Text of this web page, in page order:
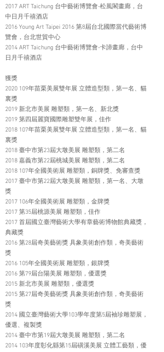
2017 ART Taichung 台中藝術博覽會-松風閣畫廊，台
中日月千禧酒店
2016 Young Art Taipei 2016 第8屆台北國際當代藝術博
覽會，台北世貿中心
2014 ART Taichung 台中藝術博覽會-卡諦畫廊，台中
日月千禧酒店
獲獎
2020 109年苗栗美展雙年展 立體造型類，第一名、貓
裏獎
2019 新北市美展 雕塑類，第一名、新北獎
2019 第四屆麗寶國際雕塑雙年展，佳作
2018 107年苗栗美展雙年展 立體造型類，第一名、貓
裏獎
2018 臺中市第23屆大墩美展 雕塑類，第二名
2018 嘉義市第22屆桃城美展 雕塑類，第二名
2018 107年全國美術展 雕塑類，銅牌獎、免審查獎
2017 臺中市第22屆大墩美展 雕塑類，第一名、大墩
獎
2017 106年全國美術展 雕塑類，金牌獎
2017 第35屆桃源美展 雕塑類，佳作
2017 首屆國立臺灣藝術大學有章藝術博物館典藏獎，
典藏獎
2016 第28屆奇美藝術獎 具象美術創作類，奇美藝術
獎
2016 105年全國美術展 雕塑類，銀牌獎
2016 第79屆台陽美展 雕塑類，優選獎
2015 新北市美展 雕塑類，優選獎
2015 第27屆奇美藝術獎 具象美術創作類，奇美藝術
獎
2014 國立臺灣藝術大學103學年度第5屆袖珍雕塑展，
優選、複製獎
2014 臺中市第19屆大墩美展 雕塑類，第二名
2014 103年度彰化縣第15屆磺溪美展 立體工藝類，優